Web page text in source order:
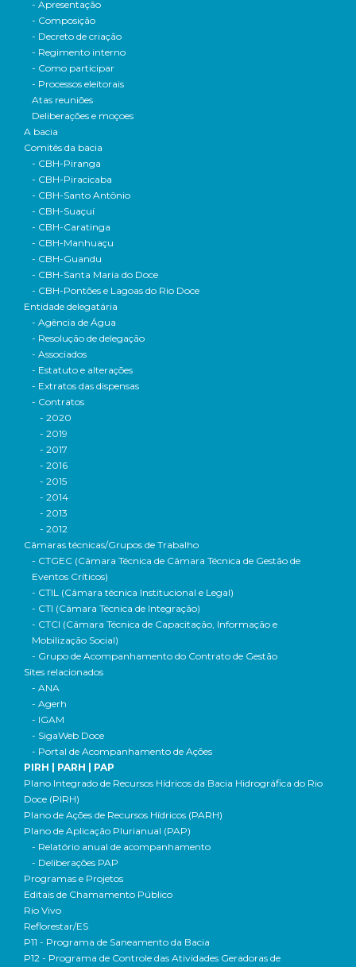
- Apresentação
- Composição
- Decreto de criação
- Regimento interno
- Como participar
- Processos eleitorais
Atas reuniões
Deliberações e moçoes
A bacia
Comitês da bacia
- CBH-Piranga
- CBH-Piracicaba
- CBH-Santo Antônio
- CBH-Suaçuí
- CBH-Caratinga
- CBH-Manhuaçu
- CBH-Guandu
- CBH-Santa Maria do Doce
- CBH-Pontões e Lagoas do Rio Doce
Entidade delegatária
- Agência de Água
- Resolução de delegação
- Associados
- Estatuto e alterações
- Extratos das dispensas
- Contratos
- 2020
- 2019
- 2017
- 2016
- 2015
- 2014
- 2013
- 2012
Câmaras técnicas/Grupos de Trabalho
- CTGEC (Câmara Técnica de Câmara Técnica de Gestão de
Eventos Críticos)
- CTIL (Câmara técnica Institucional e Legal)
- CTI (Câmara Técnica de Integração)
- CTCI (Câmara Técnica de Capacitação, Informação e
Mobilização Social)
- Grupo de Acompanhamento do Contrato de Gestão
Sites relacionados
- ANA
- Agerh
- IGAM
- SigaWeb Doce
- Portal de Acompanhamento de Ações
PIRH | PARH | PAP
Plano Integrado de Recursos Hídricos da Bacia Hidrográfica do Rio
Doce (PIRH)
Plano de Ações de Recursos Hídricos (PARH)
Plano de Aplicação Plurianual (PAP)
- Relatório anual de acompanhamento
- Deliberações PAP
Programas e Projetos
Editais de Chamamento Público
Rio Vivo
Reflorestar/ES
P11 - Programa de Saneamento da Bacia
P12 - Programa de Controle das Atividades Geradoras de